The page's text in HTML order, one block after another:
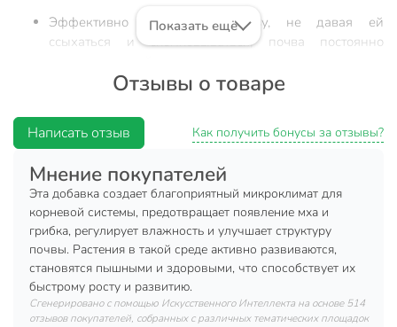
Эффективно разрыхляет почву, не давая ей
ссыхаться и скомковываться, почва постоянно
Препятствует закислению грунта, появлению на его
поверхности плесени и мха;
Помогает растениям легче переносить засуху,
снижает риск переувлажнения при поливе.
Товар безопасен при правильной эксплуатации.
Техническая информация
Объем, л
2 л
Показать ещё
Отзывы о товаре
Написать отзыв Как получить бонусы за отзывы?
Мнение покупателей
Эта добавка создает благоприятный микроклимат для
корневой системы, предотвращает появление мха и
грибка, регулирует влажность и улучшает структуру
почвы. Растения в такой среде активно развиваются,
становятся пышными и здоровыми, что способствует их
быстрому росту и развитию.
Сгенерировано с помощью Искусственного Интеллекта на основе 514
отзывов покупателей, собранных с различных тематических площадок